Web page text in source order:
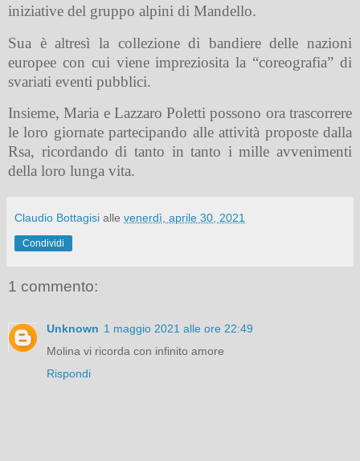
iniziative del gruppo alpini di Mandello.
Sua è altresì la collezione di bandiere delle nazioni
europee con cui viene impreziosita la “coreografia” di
svariati eventi pubblici.
Insieme, Maria e Lazzaro Poletti possono ora trascorrere
le loro giornate partecipando alle attività proposte dalla
Rsa, ricordando di tanto in tanto i mille avvenimenti
della loro lunga vita.
Claudio Bottagisi alle venerdì, aprile 30, 2021
Condividi
1 commento:
Unknown 1 maggio 2021 alle ore 22:49
Molina vi ricorda con infinito amore
Rispondi